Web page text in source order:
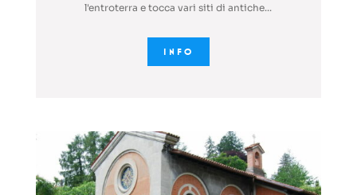
l'entroterra e tocca vari siti di antiche...
INFO